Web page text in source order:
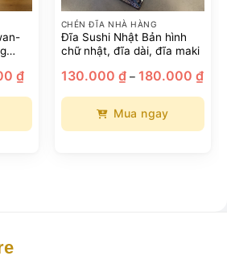
₫Khoảng
giá:
35.000 ₫
CHÉN ĐĨA NHÀ HÀNG
Đĩa Sushi Nhật Bản hình
chữ nhật, đĩa dài, đĩa maki
130.000 ₫ – 180.000 ₫giá:
Mua ngay